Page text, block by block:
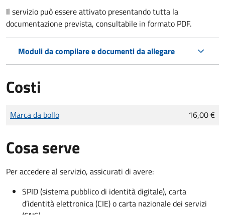
Il servizio può essere attivato presentando tutta la
documentazione prevista, consultabile in formato PDF.
Moduli da compilare e documenti da allegare
Costi
Tipo di pagamento
Importo
Marca da bollo 16,00 €
Cosa serve
Per accedere al servizio, assicurati di avere:
SPID (sistema pubblico di identità digitale), carta
d’identità elettronica (CIE) o carta nazionale dei servizi